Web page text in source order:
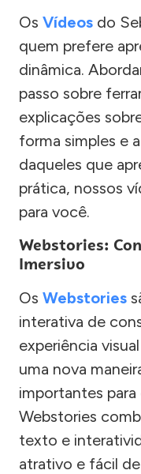
Os Vídeos do
quem prefere
dinâmica.
passo sobre
explicações
forma simples e
daqueles que
prática, nossos
para você.
Webstories:
Imersivo
Os Webstories
interativa de
experiência
uma nova
importantes
Webstories
texto e
atrativo e fácil